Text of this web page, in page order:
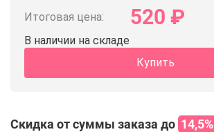
Итоговая цена: 520 ₽
В наличии на складе
Купить
Скидка от суммы заказа до 14,5%